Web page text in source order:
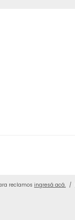
reclamos ingresá acá. /